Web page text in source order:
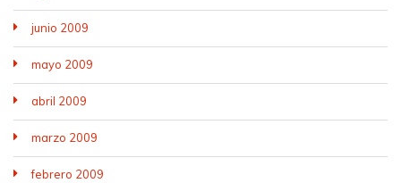
junio 2009
mayo 2009
abril 2009
marzo 2009
febrero 2009